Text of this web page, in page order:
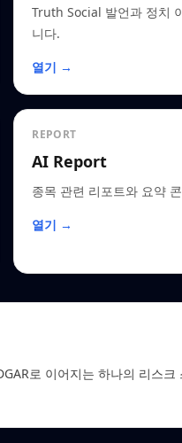
Truth Social 발언과 정치
니다.
열기 →
REPORT
AI Report
종목 관련 리포트와 요약
열기 →
이어지는 하나의 리스크